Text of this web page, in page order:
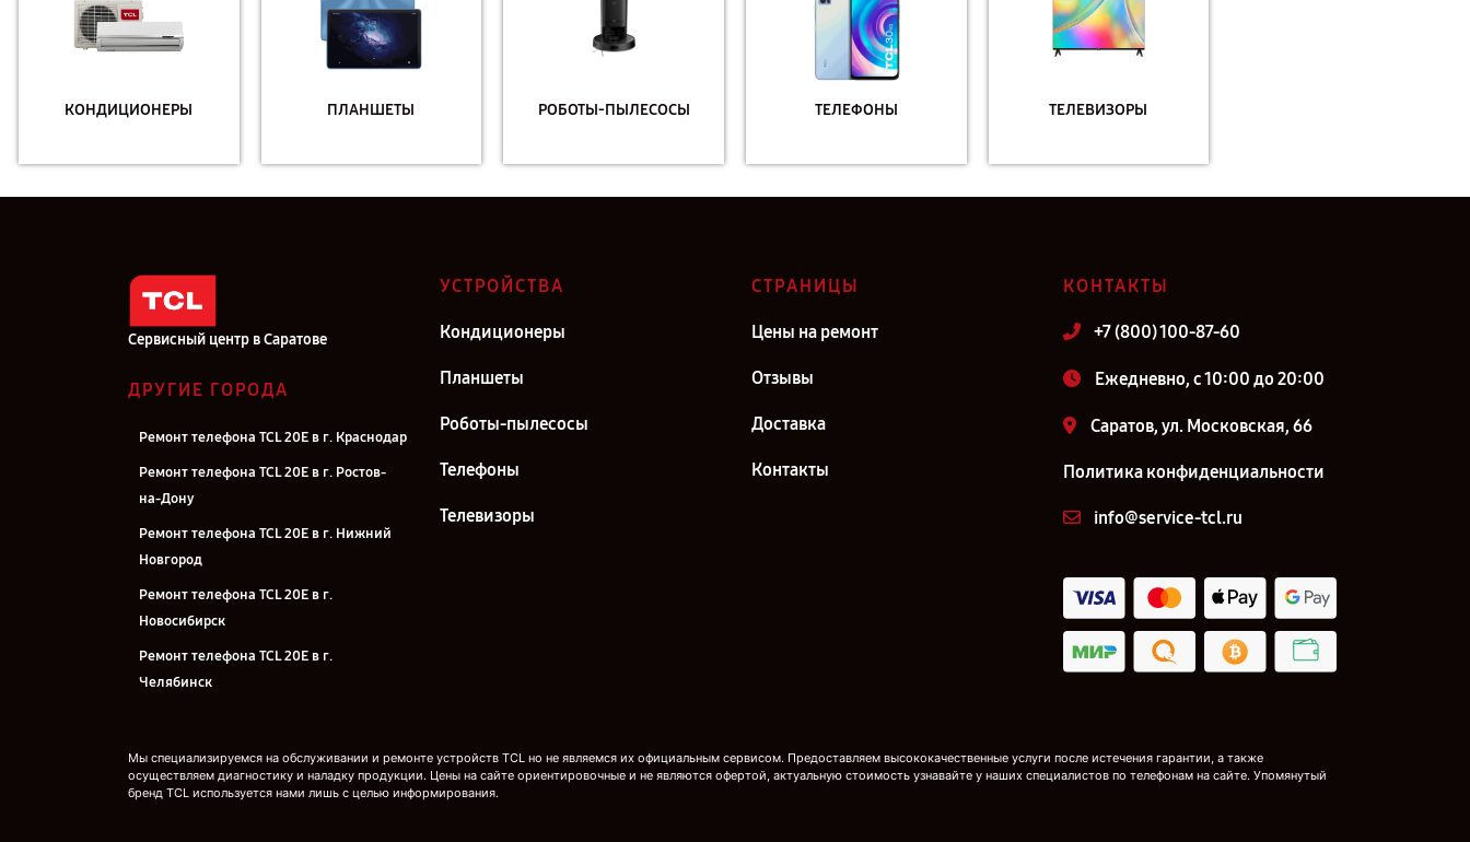
КОНДИЦИОНЕРЫ ПЛАНШЕТЫ РОБОТЫ-ПЫЛЕСОСЫ ТЕЛЕФОНЫ ТЕЛЕВИЗОРЫ
Сервисный центр в Саратове
ДРУГИЕ ГОРОДА
Ремонт телефона TCL 20E в г. Краснодар
Ремонт телефона TCL 20E в г. Ростов-
на-Дону
Ремонт телефона TCL 20E в г. Нижний
Новгород
Ремонт телефона TCL 20E в г.
Новосибирск
Ремонт телефона TCL 20E в г.
Челябинск
Ремонт телефона TCL 20E в г. Казань
УСТРОЙСТВА
Кондиционеры
Планшеты
Роботы-пылесосы
Телефоны
Телевизоры
СТРАНИЦЫ
Цены на ремонт
Отзывы
Доставка
Контакты
КОНТАКТЫ
+7 (800) 100-87-60
Ежедневно, с 10:00 до 20:00
Саратов, ул. Московская, 66
Политика конфиденциальности
info@service-tcl.ru
Мы специализируемся на обслуживании и ремонте устройств TCL но не являемся их официальным сервисом. Предоставляем высококачественные услуги после истечения гарантии, а также
осуществляем диагностику и наладку продукции. Цены на сайте ориентировочные и не являются офертой, актуальную стоимость узнавайте у наших специалистов по телефонам на сайте. Упомянутый
бренд TCL используется нами лишь с целью информирования.